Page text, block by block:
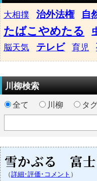
大相撲
治外法権 自
たばこやめたる
脳天気 テレビ 育児
川柳検索
全て 川柳 タ
雪かぶる 富
（詳細･評価･コメント ）